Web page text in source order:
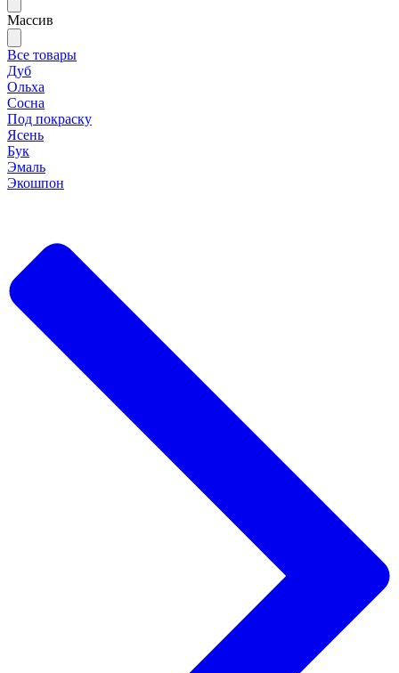
Массив
Все товары
Дуб
Ольха
Сосна
Под покраску
Ясень
Бук
Эмаль
Экошпон